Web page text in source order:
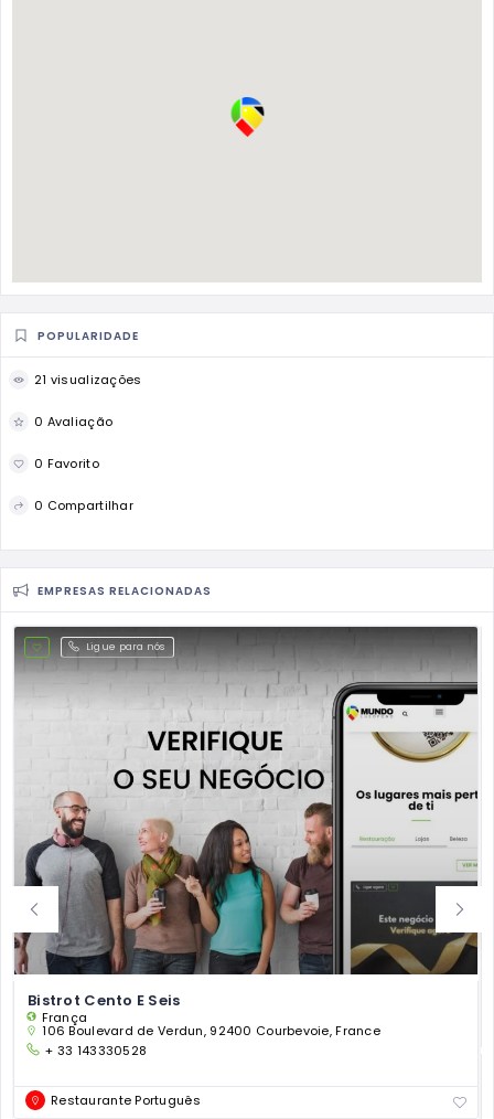
POPULARIDADE
21 visualizações
0 Avaliação
0 Favorito
0 Compartilhar
EMPRESAS RELACIONADAS
Ligue para nós
Bistrot Cento E Seis
França
106 Boulevard de Verdun, 92400 Courbevoie, France
+ 33 143330528
Restaurante Português